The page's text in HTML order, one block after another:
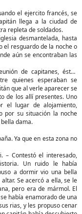
el ejercito francés, se
llega a la ciudad de
repleta de soldados.
desmantelada, hasta
el resguardo de la noche o
aún se encontraban las
de capitanes, éstos
quienes esperaban se
que al verle aparecer se
de los allí presentes. Uno
el lugar de alojamiento,
por su situación la noche
dama.
Ya que en esta zona no
Contestó el interesado,
Un ruido le había
a dormir vio una bella
Se acercó a ella, se le
pero era de mármol. El
había enamorado de una
rias, y les propuso cenar